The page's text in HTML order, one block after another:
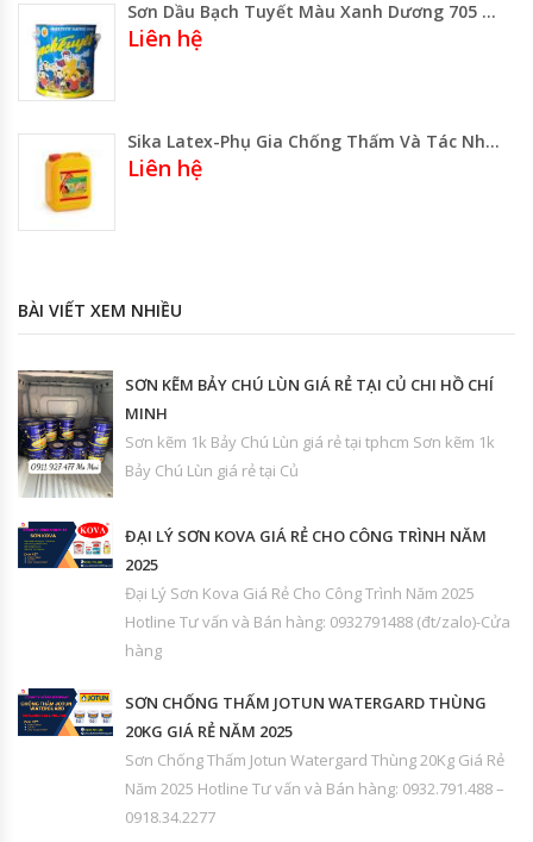
Sơn Dầu Bạch Tuyết Màu Xanh Dương 705 Lon 2.8kg -Lon 0.8kg Gía Rẻ Gía Sỉ
Liên hệ
Sika Latex-Phụ Gia Chống Thấm Và Tác Nhân Kết Nối
Liên hệ
BÀI VIẾT XEM NHIỀU
SƠN KẼM BẢY CHÚ LÙN GIÁ RẺ TẠI CỦ CHI HỒ CHÍ
MINH
Sơn kẽm 1k Bảy Chú Lùn giá rẻ tại tphcm Sơn kẽm 1k
Bảy Chú Lùn giá rẻ tại Củ
ĐẠI LÝ SƠN KOVA GIÁ RẺ CHO CÔNG TRÌNH NĂM
2025
Đại Lý Sơn Kova Giá Rẻ Cho Công Trình Năm 2025
Hotline Tư vấn và Bán hàng: 0932791488 (đt/zalo)-Cửa
hàng
SƠN CHỐNG THẤM JOTUN WATERGARD THÙNG
20KG GIÁ RẺ NĂM 2025
Sơn Chống Thấm Jotun Watergard Thùng 20Kg Giá Rẻ
Năm 2025 Hotline Tư vấn và Bán hàng: 0932.791.488 –
0918.34.2277